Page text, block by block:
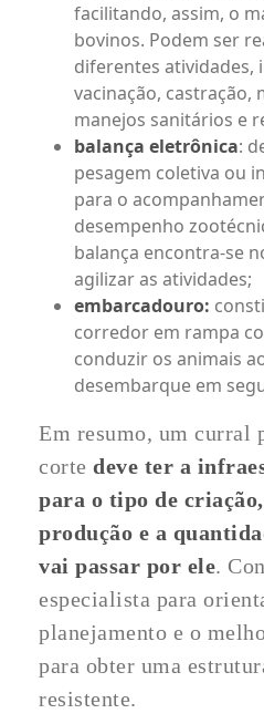
facilitando, assim, o
bovinos. Podem ser
diferentes atividades,
vacinação, castração,
manejos sanitários e
balança eletrônica:
pesagem coletiva ou
para o
desempenho
balança encontra-se
agilizar as atividades;
embarcadouro:
corredor em rampa
conduzir os animais
desembarque em
Em resumo, um curral
cortedeve ter a
para o tipo de
produção e a
vai passar por ele.
especialista para
planejamento e o
para obter uma
resistente.